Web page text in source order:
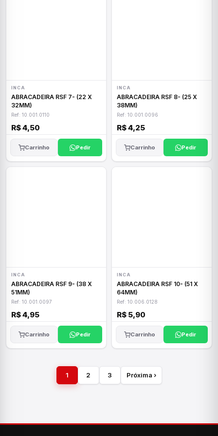
INCA
ABRACADEIRA RSF 7- (22 X
32MM)
Ref: 10.001.0110
R$ 4,50
Carrinho Pedir
INCA
ABRACADEIRA RSF 8- (25 X
38MM)
Ref: 10.001.0096
R$ 4,25
Carrinho Pedir
INCA
ABRACADEIRA RSF 9- (38 X
51MM)
Ref: 10.001.0097
R$ 4,95
Carrinho Pedir
INCA
ABRACADEIRA RSF 10- (51 X
64MM)
Ref: 10.006.0128
R$ 5,90
Carrinho Pedir
1 2 3 Próxima ›